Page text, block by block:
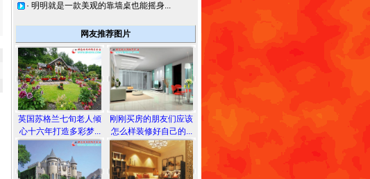
· 明明就是一款美观的靠墙桌也能摇身...
网友推荐图片
英国苏格兰七旬老人倾
心十六年打造多彩梦...
刚刚买房的朋友们应该
怎么样装修好自己的...